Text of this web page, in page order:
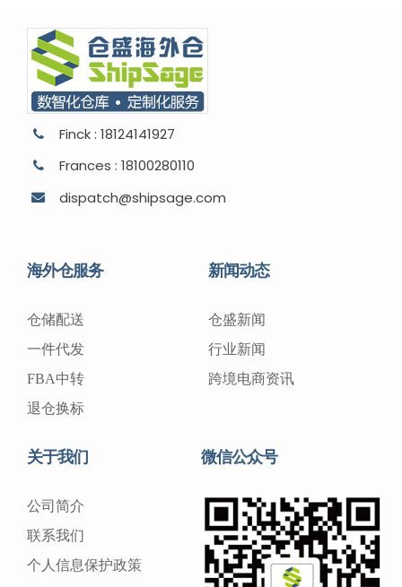
Finck : 18124141927
Frances : 18100280110
dispatch@shipsage.com
海外仓服务
仓储配送
一件代发
FBA中转
退仓换标
新闻动态
仓盛新闻
行业新闻
跨境电商资讯
关于我们
公司简介
联系我们
个人信息保护政策
微信公众号